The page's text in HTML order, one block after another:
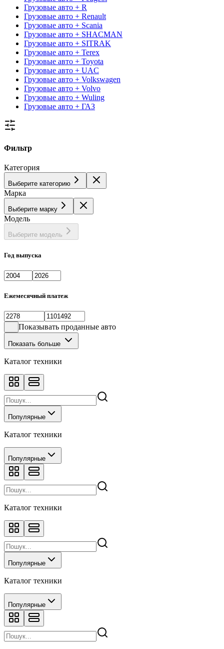
Грузовые авто + R
Грузовые авто + Renault
Грузовые авто + Scania
Грузовые авто + SHACMAN
Грузовые авто + SITRAK
Грузовые авто + Terex
Грузовые авто + Toyota
Грузовые авто + UAC
Грузовые авто + Volkswagen
Грузовые авто + Volvo
Грузовые авто + Wuling
Грузовые авто + ГАЗ
Фильтр
Категория
Выберите категорию
Марка
Выберите марку
Модель
Выберите модель
Год выпуска
Ежемесячный платеж
Показывать проданные авто
Показать больше
Каталог техники
Популярные
Каталог техники
Популярные
Каталог техники
Популярные
Каталог техники
Популярные